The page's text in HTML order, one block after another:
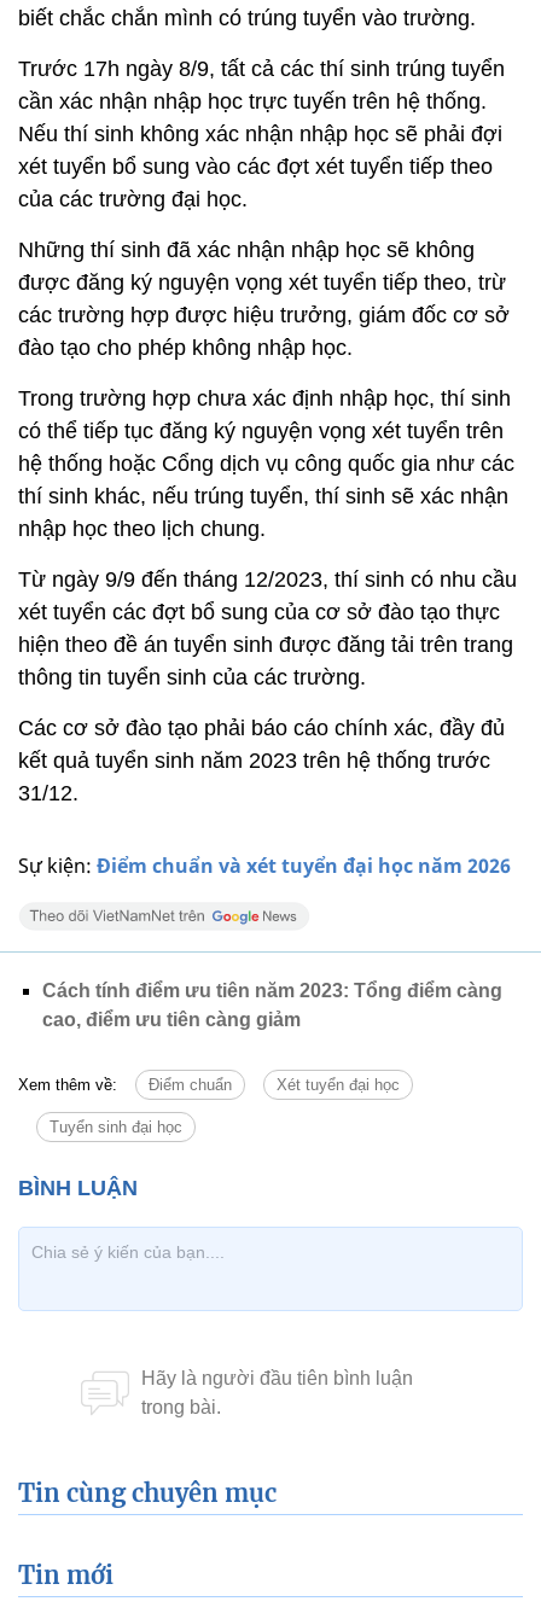
Sự kiện: Điểm chuẩn và xét tuyển đại học năm 2026
biết chắc chắn mình có trúng tuyển vào trường.
Trước 17h ngày 8/9, tất cả các thí sinh trúng tuyển
cần xác nhận nhập học trực tuyến trên hệ thống.
Nếu thí sinh không xác nhận nhập học sẽ phải đợi
xét tuyển bổ sung vào các đợt xét tuyển tiếp theo
của các trường đại học.
Những thí sinh đã xác nhận nhập học sẽ không
được đăng ký nguyện vọng xét tuyển tiếp theo, trừ
các trường hợp được hiệu trưởng, giám đốc cơ sở
đào tạo cho phép không nhập học.
Trong trường hợp chưa xác định nhập học, thí sinh
có thể tiếp tục đăng ký nguyện vọng xét tuyển trên
hệ thống hoặc Cổng dịch vụ công quốc gia như các
thí sinh khác, nếu trúng tuyển, thí sinh sẽ xác nhận
nhập học theo lịch chung.
Từ ngày 9/9 đến tháng 12/2023, thí sinh có nhu cầu
xét tuyển các đợt bổ sung của cơ sở đào tạo thực
hiện theo đề án tuyển sinh được đăng tải trên trang
thông tin tuyển sinh của các trường.
Các cơ sở đào tạo phải báo cáo chính xác, đầy đủ
kết quả tuyển sinh năm 2023 trên hệ thống trước
31/12.
Cách tính điểm ưu tiên năm 2023: Tổng điểm càng
cao, điểm ưu tiên càng giảm
Xem thêm về: Điểm chuẩn Xét tuyển đại học
Tuyển sinh đại học
Tin cùng chuyên mục
Tin mới